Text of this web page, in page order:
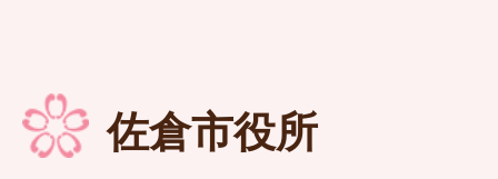
佐倉市役所